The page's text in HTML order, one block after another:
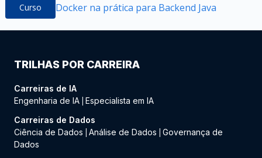
Curso Docker na prática para Backend Java
TRILHAS POR CARREIRA
Carreiras de IA
Engenharia de IA Especialista em IA
Carreiras de Dados
Ciência de Dados
Análise de Dados
Governança de
Dados